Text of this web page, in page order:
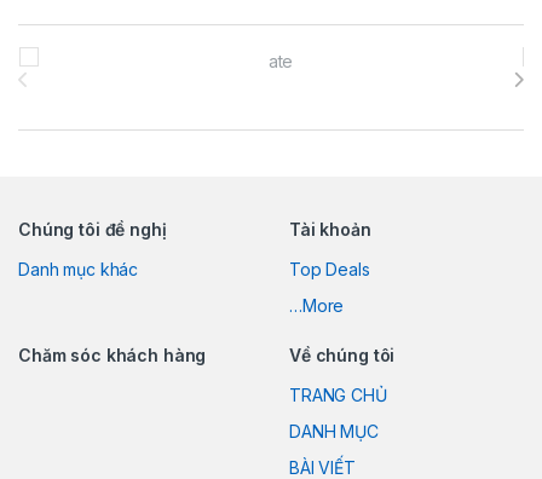
Brands Carousel
Chúng tôi đề nghị
Danh mục khác
Tài khoản
Top Deals
…More
Chăm sóc khách hàng
Về chúng tôi
TRANG CHỦ
DANH MỤC
BÀI VIẾT